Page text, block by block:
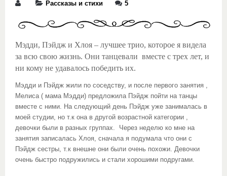
Рассказы и стихи 5
Мэдди, Пэйдж и Хлоя – лучшее трио, которое я видела
за всю свою жизнь. Они танцевали вместе с трех лет, и
ни кому не удавалось победить их.
Мэдди и Пэйдж жили по соседству, и после первого занятия ,
Мелиса ( мама Мэдди) предложила Пэйдж пойти на танцы
вместе с ними. На следующий день Пэйдж уже занималась в
моей студии, но т.к она в другой возрастной категории ,
девочки были в разных группах. Через неделю ко мне на
занятия записалась Хлоя, сначала я подумала что они с
Пэйдж сестры, т.к внешне они были очень похожи. Девочки
очень быстро подружились и стали хорошими подругами.